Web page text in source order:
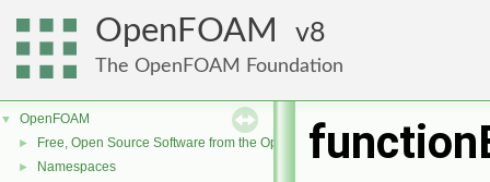
OpenFOAM 8
The OpenFOAM Foundation
▼ OpenFOAM
► Free, Open Source Software from the OpenFOAM Foundation
► Namespaces